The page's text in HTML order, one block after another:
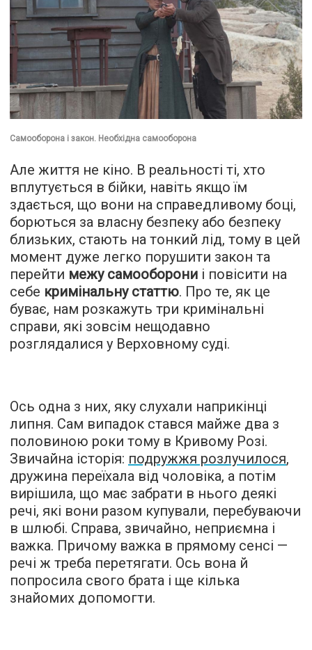
Самооборона і закон. Необхідна самооборона
Але життя не кіно. В реальності ті, хто
вплутується в бійки, навіть якщо їм
здається, що вони на справедливому боці,
борються за власну безпеку або безпеку
близьких, стають на тонкий лід, тому в цей
момент дуже легко порушити закон та
перейти межу самооборони і повісити на
себе кримінальну статтю. Про те, як це
буває, нам розкажуть три кримінальні
справи, які зовсім нещодавно
розглядалися у Верховному суді.
Ось одна з них, яку слухали наприкінці
липня. Сам випадок стався майже два з
половиною роки тому в Кривому Розі.
Звичайна історія: подружжя розлучилося,
дружина переїхала від чоловіка, а потім
вирішила, що має забрати в нього деякі
речі, які вони разом купували, перебуваючи
в шлюбі. Справа, звичайно, неприємна і
важка. Причому важка в прямому сенсі —
речі ж треба перетягати. Ось вона й
попросила свого брата і ще кілька
знайомих допомогти.